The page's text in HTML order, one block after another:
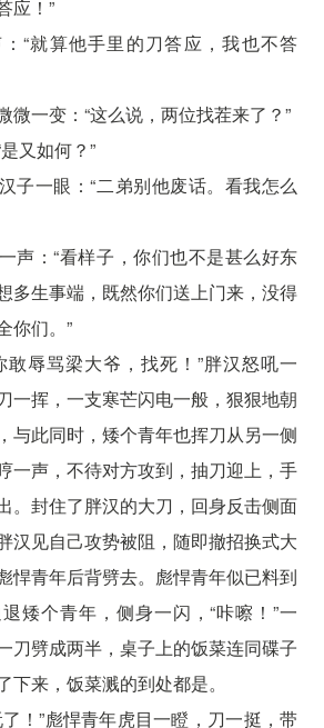
应！”
“就算他手里的刀答应，我也不答
微一变：“这么说，两位找茬来了？”
又如何？”
子一眼：“二弟别他废话。看我怎么
声：“看样子，你们也不是甚么好东
多生事端，既然你们送上门来，没得
你们。”
敢辱骂梁大爷，找死！”胖汉怒吼一
一挥，一支寒芒闪电一般，狠狠地朝
与此同时，矮个青年也挥刀从另一侧
一声，不待对方攻到，抽刀迎上，手
。封住了胖汉的大刀，回身反击侧面
汉见自己攻势被阻，随即撤招换式大
悍青年后背劈去。彪悍青年似已料到
矮个青年，侧身一闪，“咔嚓！”一
刀劈成两半，桌子上的饭菜连同碟子
下来，饭菜溅的到处都是。
！”彪悍青年虎目一瞪，刀一挺，带